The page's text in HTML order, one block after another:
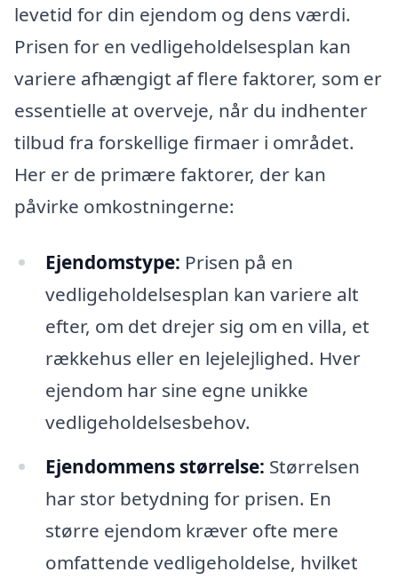
levetid for din ejendom og dens værdi.
Prisen for en vedligeholdelsesplan kan
variere afhængigt af flere faktorer, som er
essentielle at overveje, når du indhenter
tilbud fra forskellige firmaer i området.
Her er de primære faktorer, der kan
påvirke omkostningerne:
Ejendomstype: Prisen på en
vedligeholdelsesplan kan variere alt
efter, om det drejer sig om en villa, et
rækkehus eller en lejelejlighed. Hver
ejendom har sine egne unikke
vedligeholdelsesbehov.
Ejendommens størrelse: Størrelsen
har stor betydning for prisen. En
større ejendom kræver ofte mere
omfattende vedligeholdelse, hvilket